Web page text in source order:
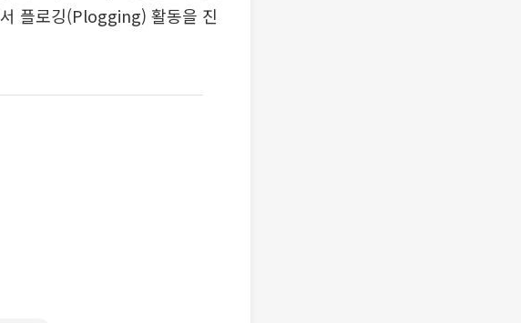
플로깅(Plogging) 활동을 진